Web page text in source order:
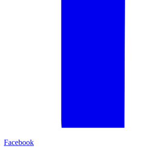
Facebook